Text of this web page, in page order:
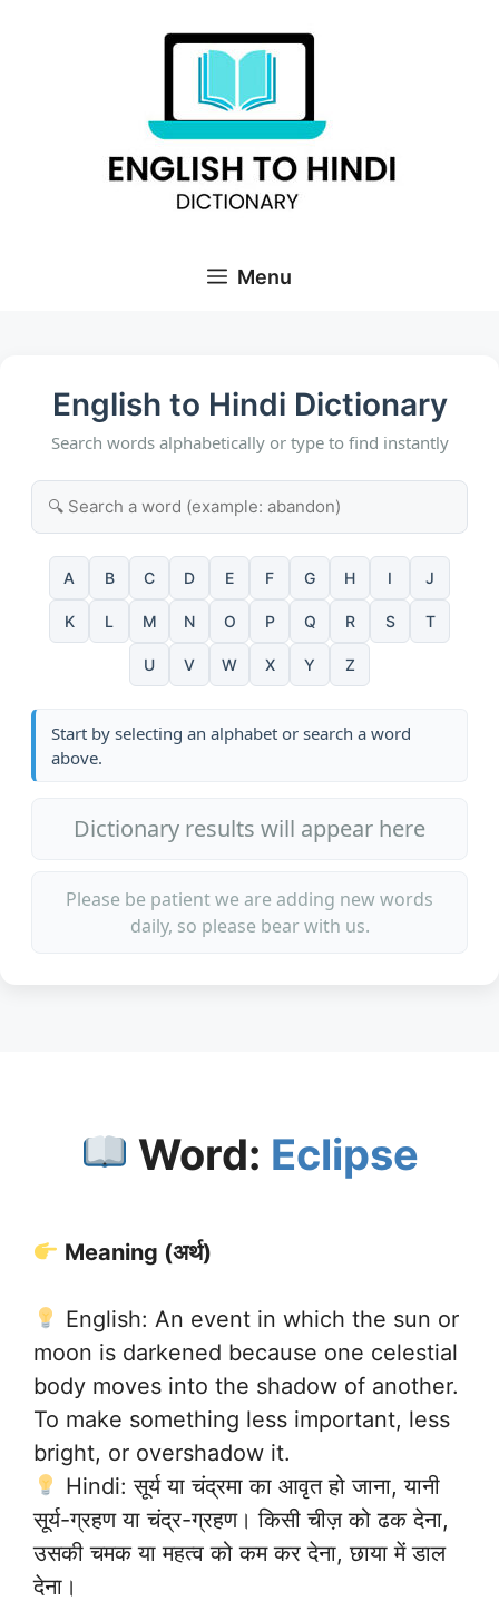
Menu
English to Hindi Dictionary
Search words alphabetically or type to find instantly
A B C D E F G H I J
K L M N O P Q R S T
U V W X Y Z
Start by selecting an alphabet or search a word
above.
Dictionary results will appear here
Please be patient we are adding new words
daily, so please bear with us.
Word: Eclipse
Meaning (अर्थ)
English: An event in which the sun or
moon is darkened because one celestial
body moves into the shadow of another.
To make something less important, less
bright, or overshadow it.
Hindi: सूर्य या चंद्रमा का आवृत हो जाना, यानी
सूर्य-ग्रहण या चंद्र-ग्रहण। किसी चीज़ को ढक देना,
उसकी चमक या महत्व को कम कर देना, छाया में डाल
देना।